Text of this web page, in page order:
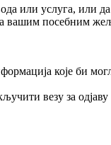
или услуга, или
вашим посебним
које би
везу за одјаву